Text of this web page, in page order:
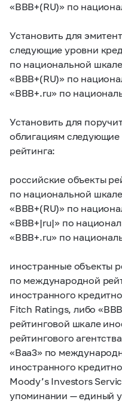
«BBB+(RU)» по
Установить для
следующие уровни
по национальной
«BBB+(RU)» по
«BBB+.ru» по
Установить для
облигациям следующие
рейтинга:
российские объекты
по национальной
«BBB+(RU)» по
«BBB+|ru|» по
«BBB+.ru» по
иностранные объекты
по международной
иностранного
Fitch Ratings, либо
рейтинговой шкале
рейтингового
«Baa3» по
иностранного
Moody’s Investors
упоминании — единый